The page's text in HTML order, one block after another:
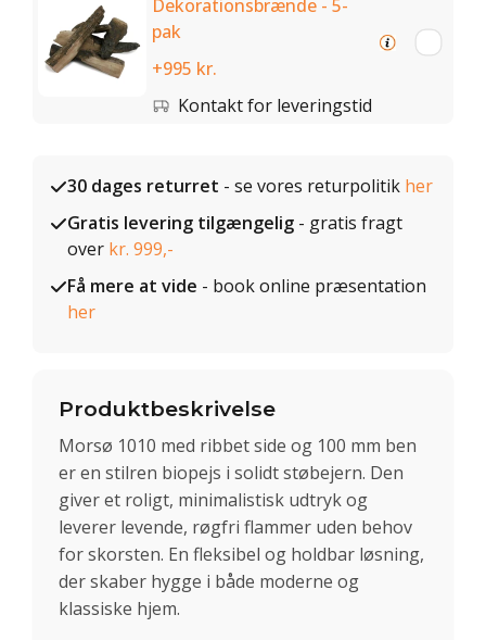
Dekorationsbrænde - 5-
pak
+995 kr.
Kontakt for leveringstid
30 dages returret - se vores returpolitik her
Gratis levering tilgængelig - gratis fragt
over kr. 999,-
Få mere at vide - book online præsentation
her
Produktbeskrivelse
Morsø 1010 med ribbet side og 100 mm ben
er en stilren biopejs i solidt støbejern. Den
giver et roligt, minimalistisk udtryk og
leverer levende, røgfri flammer uden behov
for skorsten. En fleksibel og holdbar løsning,
der skaber hygge i både moderne og
klassiske hjem.